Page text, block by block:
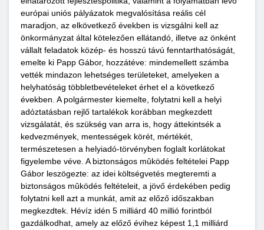
európai uniós pályázatok megvalósítása reális cél
maradjon, az elkövetkező években is vizsgálni kell az
önkormányzat által kötelezően ellátandó, illetve az önként
vállalt feladatok közép- és hosszú távú fenntarthatóságát,
emelte ki Papp Gábor, hozzátéve: mindemellett számba
vették mindazon lehetséges területeket, amelyeken a
helyhatóság többletbevételeket érhet el a következő
években. A polgármester kiemelte, folytatni kell a helyi
adóztatásban rejlő tartalékok korábban megkezdett
vizsgálatát, és szükség van arra is, hogy áttekintsék a
kedvezmények, mentességek körét, mértékét,
természetesen a helyiadó-törvényben foglalt korlátokat
figyelembe véve. A biztonságos mûködés feltételei Papp
Gábor leszögezte: az idei költségvetés megteremti a
biztonságos mûködés feltételeit, a jövő érdekében pedig
folytatni kell azt a munkát, amit az előző időszakban
megkezdtek. Hévíz idén 5 milliárd 40 millió forintból
gazdálkodhat, amely az előző évihez képest 1,1 milliárd